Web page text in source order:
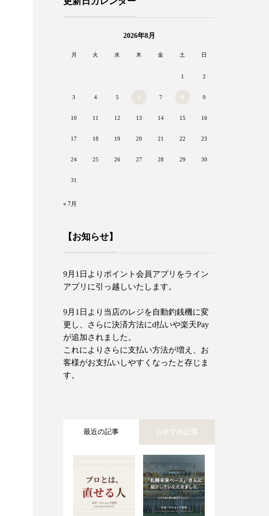
2026年8月
月 火 水 木 金 土 日
1 2
3 4 5 6 7 8 9
10 11 12 13 14 15 16
17 18 19 20 21 22 23
24 25 26 27 28 29 30
31
« 7月
【お知らせ】
9月1日よりポイント会員アプリをライン
アプリに引っ越しいたします。
9月1日より当店のレジを自動釣銭機に変
更し、さらに決済方法にd払いや楽天Pay
が追加されました。
これによりさらに支払い方法が増え、お
客様がお支払いしやすくなったと存じま
す。
最近の記事 おすすめ記事